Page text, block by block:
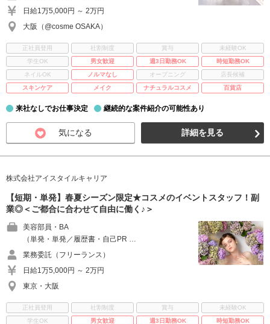
日給1万5,000円 ～ 2万円
大阪（@cosme OSAKA）
正社員登用 社割制度 賞与
未経験OK
学生OK
男女歓迎 週3日勤務OK
時短勤務OK
ネイルOK
ノルマなし オープニング
店長候補
スキンケア
メイク ナチュラルコスメ 百貨店
来社なしでお仕事決定 継続的な案件紹介の可能性あり
気になる 詳細を見る
株式会社アイスタイルキャリア
【短期・単発】春夏シーズン限定★コスメのイベントスタッフ！副
業◎＜ご都合に合わせて自由に働く♪＞
美容部員・BA
（単発・単発／履歴書・自己PR …
業務委託（フリーランス）
日給1万5,000円 ～ 2万円
東京・大阪
正社員登用 社割制度 賞与
未経験OK
学生OK
男女歓迎 週3日勤務OK
時短勤務OK